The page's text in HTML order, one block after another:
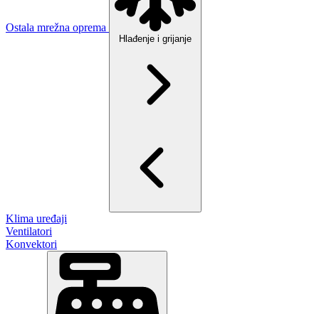
Ostala mrežna oprema
Hlađenje i grijanje
Klima uređaji
Ventilatori
Konvektori